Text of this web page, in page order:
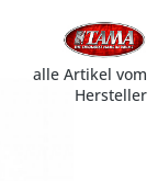
alle Artikel vom
Hersteller